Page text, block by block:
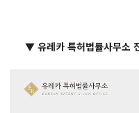
▼ 유레카 특허법률사무소